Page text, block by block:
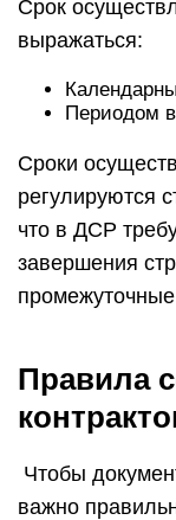
Срок
выражаться:
Периодом
Сроки
регулируются
что в ДСР
завершения
Правила
Чтобы
важно